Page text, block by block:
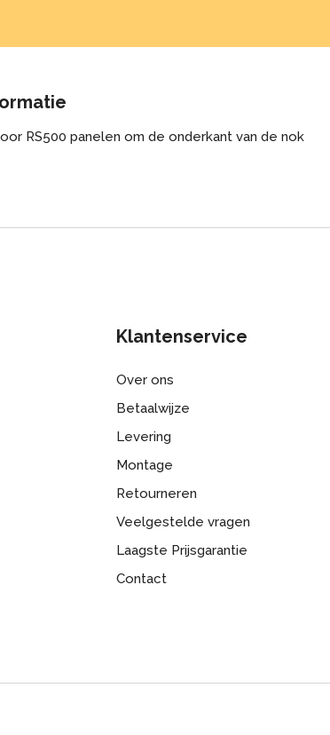
RS500 panelen om de onderkant van de nok
Klantenservice
Over ons
Betaalwijze
Levering
Montage
Retourneren
Veelgestelde vragen
Laagste Prijsgarantie
Contact